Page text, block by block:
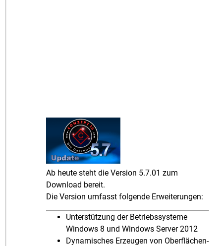
Ab heute steht die Version 5.7.01 zum
Download bereit.
Die Version umfasst folgende Erweiterungen:
Unterstützung der Betriebssysteme
Windows 8 und Windows Server 2012
Dynamisches Erzeugen von Oberflächen-